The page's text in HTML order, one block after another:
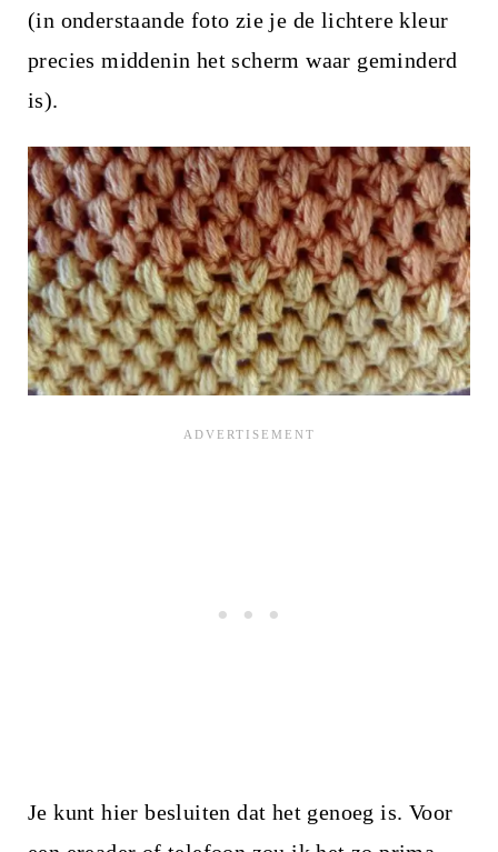
(in onderstaande foto zie je de lichtere kleur
precies middenin het scherm waar geminderd
is).
Je kunt hier besluiten dat het genoeg is. Voor